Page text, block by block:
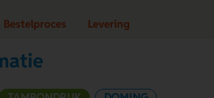
Bestelproces Levering